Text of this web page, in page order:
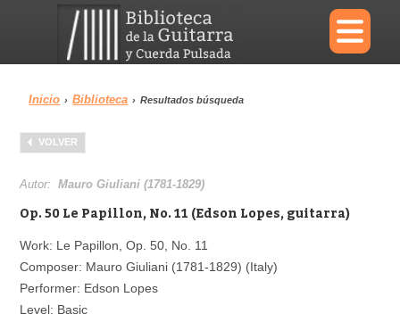
×
Menu
Biblioteca
Área personal Reproductor
Inicio › Biblioteca › Resultados búsqueda
VOLVER
Autor:Mauro Giuliani (1781-1829)
Op. 50 Le Papillon, No. 11 (Edson Lopes, guitarra)
Work: Le Papillon, Op. 50, No. 11
Composer: Mauro Giuliani (1781-1829) (Italy)
Performer: Edson Lopes
Level: Basic